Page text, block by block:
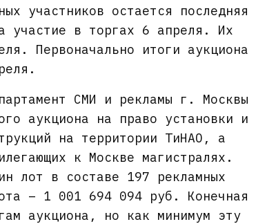
участников остается последняя
участие в торгах 6 апреля. Их
Первоначально итоги аукциона
СМИ и рекламы г. Москвы
аукциона на право установки и
на территории ТиНАО, а
к Москве магистралях.
лот в составе 197 рекламных
– 1 001 694 094 руб. Конечная
аукциона, но как минимум эту